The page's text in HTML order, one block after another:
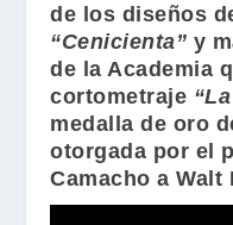
de los diseños
“Cenicienta” y
de la Academia
cortometraje
medalla de oro
otorgada por el
Camacho aWalt